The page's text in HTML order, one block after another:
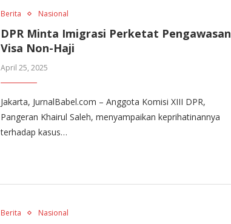
Berita Nasional
DPR Minta Imigrasi Perketat Pengawasan
Visa Non-Haji
April 25, 2025
Jakarta, JurnalBabel.com – Anggota Komisi XIII DPR,
Pangeran Khairul Saleh, menyampaikan keprihatinannya
terhadap kasus…
Berita Nasional